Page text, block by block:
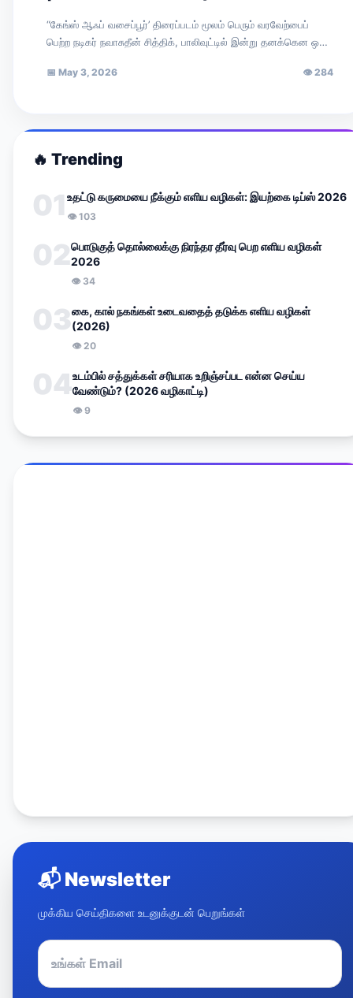
“கேங்ஸ் ஆஃப் வசைப்பூர்’ திரைப்படம் மூலம் பெரும் வரவேற்பைப்
பெற்ற நடிகர் நவாசுதீன் சித்திக், பாலிவுட்டில் இன்று தனக்கென ஒரு
📅 May 3, 2026 👁284
🔥 Trending
01 உதட்டு கருமையை நீக்கும் எளிய வழிகள்: இயற்கை டிப்ஸ் 2026
👁103
02பொடுகுத் தொல்லைக்கு நிரந்தர தீர்வு பெற எளிய வழிகள்
2026
👁34
03கை, கால் நகங்கள் உடைவதைத் தடுக்க எளிய வழிகள்
(2026)
👁20
04உடம்பில் சத்துக்கள் சரியாக உறிஞ்சப்பட என்ன செய்ய
வேண்டும்? (2026 வழிகாட்டி)
👁9
📬 Newsletter
முக்கிய செய்திகளை உடனுக்குடன் பெறுங்கள்